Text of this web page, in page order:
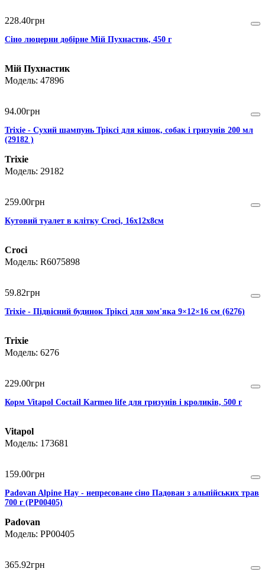
228.40грн
Сіно люцерни добірне Мій Пухнастик, 450 г
Мій Пухнастик
47896
94.00грн
Trixie - Сухий шампунь Тріксі для кішок, собак і гризунів 200 мл
(29182 )
Trixie
29182
259.00грн
Кутовий туалет в клітку Croci, 16х12х8см
Croci
R6075898
59.82грн
Trixie - Підвісний будинок Тріксі для хом'яка 9×12×16 см (6276)
Trixie
6276
229.00грн
Корм Vitapol Coctail Karmeo life для гризунів і кроликів, 500 г
Vitapol
173681
159.00грн
Padovan Alpine Hay - непресоване сіно Падован з альпійських трав
700 г (PP00405)
Padovan
PP00405
365.92грн